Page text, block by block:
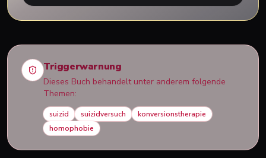
Triggerwarnung
Dieses Buch behandelt unter anderem folgende
Themen:
suizid suizidversuch
konversionstherapie
homophobie